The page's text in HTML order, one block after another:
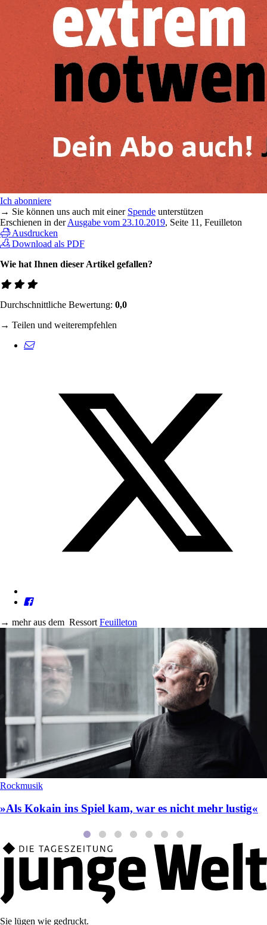
Ich abonniere
→ Sie können uns auch mit einer Spende unterstützen
Erschienen in derAusgabe vom 23.10.2019, Seite 11, Feuilleton
Ausdrucken
Download als PDF
Wie hat Ihnen dieser Artikel gefallen?
Durchschnittliche Bewertung: 0,0
→ Teilen und weiterempfehlen
→ mehr aus dem Ressort Feuilleton
Rockmusik
»Als Kokain ins Spiel kam, war es nicht mehr lustig«
Sie lügen wie gedruckt.